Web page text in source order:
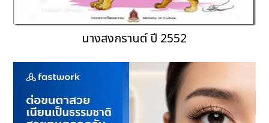
นางสงกรานต์ ปี 2552